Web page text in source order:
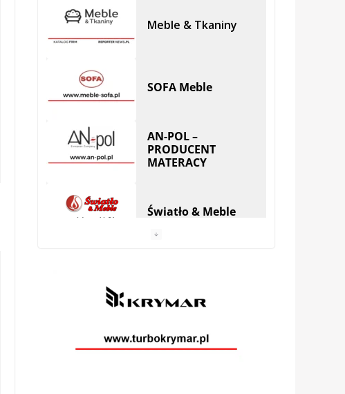
Meble & Tkaniny
SOFA Meble
AN-POL –
PRODUCENT
MATERACY
Światło & Meble
VEGA MEBLE